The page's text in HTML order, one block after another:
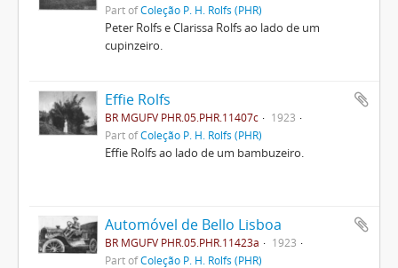
Part ofColeção P. H. Rolfs (PHR)
Peter Rolfs e Clarissa Rolfs ao lado de um
cupinzeiro.
Effie Rolfs
BR MGUFV PHR.05.PHR.11407c
1923
Part ofColeção P. H. Rolfs (PHR)
Effie Rolfs ao lado de um bambuzeiro.
Automóvel de Bello Lisboa
BR MGUFV PHR.05.PHR.11423a
1923
Part ofColeção P. H. Rolfs (PHR)